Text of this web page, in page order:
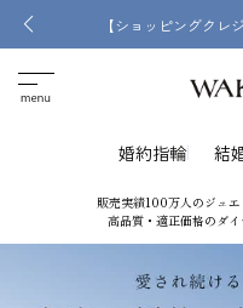
【ショッピングクレ
婚約指輪 結
販売実績100万人のジュ
高品質・適正価格のダ